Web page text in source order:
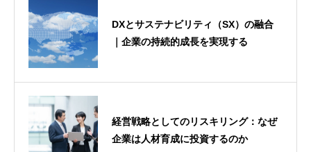
DXとサステナビリティ（SX）の融合
｜企業の持続的成長を実現する
経営戦略としてのリスキリング：なぜ
企業は人材育成に投資するのか